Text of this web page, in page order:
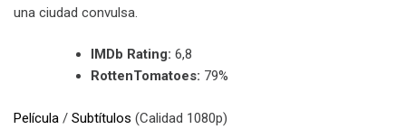
una ciudad convulsa.
IMDb Rating: 6,8
RottenTomatoes: 79%
Película / Subtítulos (Calidad 1080p)